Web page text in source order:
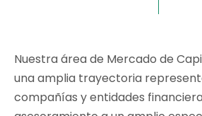
Nuestra área de Mercado de
una amplia trayectoria
compañías y entidades